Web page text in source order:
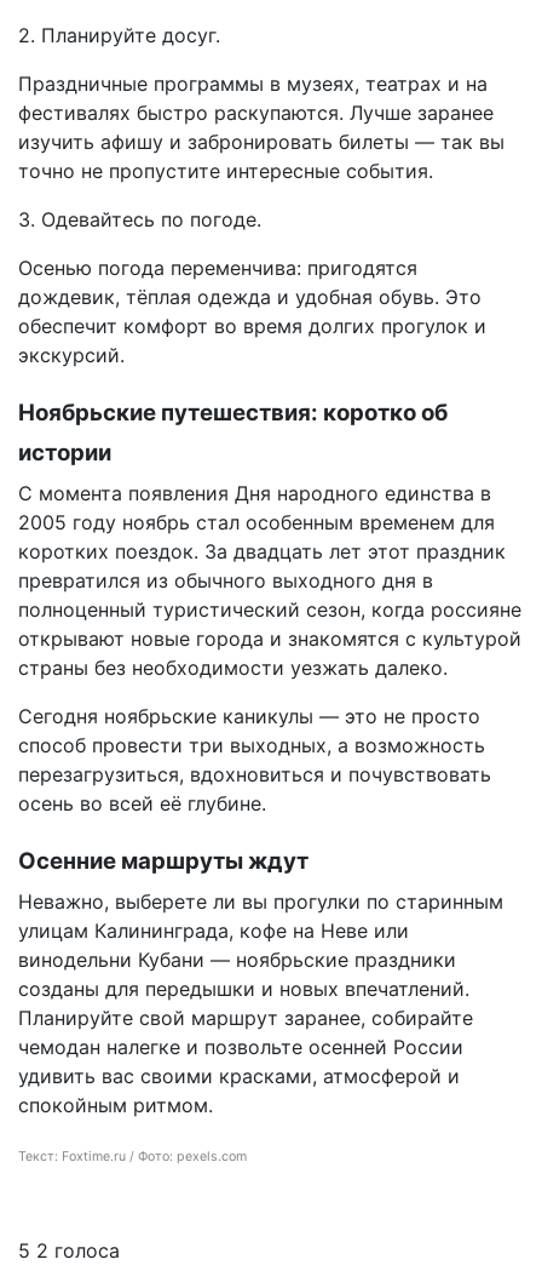
2. Планируйте досуг.
Праздничные программы в музеях, театрах и на
фестивалях быстро раскупаются. Лучше заранее
изучить афишу и забронировать билеты — так вы
точно не пропустите интересные события.
3. Одевайтесь по погоде.
Осенью погода переменчива: пригодятся
дождевик, тёплая одежда и удобная обувь. Это
обеспечит комфорт во время долгих прогулок и
экскурсий.
Ноябрьские путешествия: коротко об
истории
С момента появления Дня народного единства в
2005 году ноябрь стал особенным временем для
коротких поездок. За двадцать лет этот праздник
превратился из обычного выходного дня в
полноценный туристический сезон, когда россияне
открывают новые города и знакомятся с культурой
страны без необходимости уезжать далеко.
Сегодня ноябрьские каникулы — это не просто
способ провести три выходных, а возможность
перезагрузиться, вдохновиться и почувствовать
осень во всей её глубине.
Осенние маршруты ждут
Неважно, выберете ли вы прогулки по старинным
улицам Калининграда, кофе на Неве или
винодельни Кубани — ноябрьские праздники
созданы для передышки и новых впечатлений.
Планируйте свой маршрут заранее, собирайте
чемодан налегке и позвольте осенней России
удивить вас своими красками, атмосферой и
спокойным ритмом.
Текст: Foxtime.ru / Фото: pexels.com
5 2 голоса